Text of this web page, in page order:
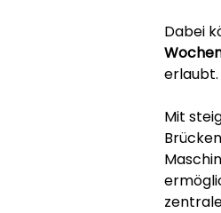
Dabei
erlaubt.
Mit